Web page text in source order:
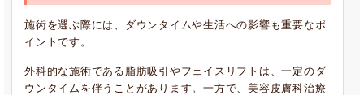
施術を選ぶ際には、ダウンタイムや生活への影響も重要なポ
イントです。
外科的な施術である脂肪吸引やフェイスリフトは、一定のダ
ウンタイムを伴うことがあります。一方で、美容皮膚科治療